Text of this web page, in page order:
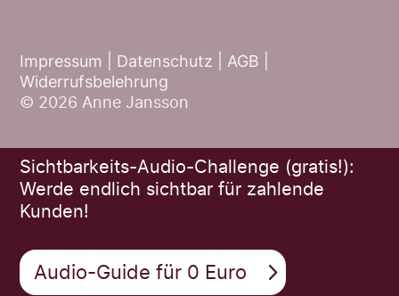
Impressum | Datenschutz |AGB
Widerrufsbelehrung
© 2026 Anne Jansson
Sichtbarkeits-Audio-Challenge (gratis!):
Werde endlich sichtbar für zahlende
Kunden!
Audio-Guide für 0 Euro